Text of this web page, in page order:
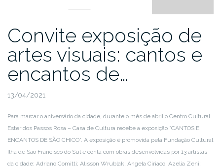
Convite exposição de
artes visuais: cantos e
encantos de…
13/04/2021
Para marcar o aniversário da cidade, durante o mês de abril o Centro Cultural
Ester dos Passos Rosa – Casa de Cultura recebe a exposição “CANTOS E
ENCANTOS DE SÃO CHICO”. A exposição é promovida pela Fundação Cultural
Ilha de São Francisco do Sul e conta com obras desenvolvidas por 13 artistas
da cidade: Adriano Comitti; Alisson Wrublak; Angela Ciriaco; Azelia Zeni;